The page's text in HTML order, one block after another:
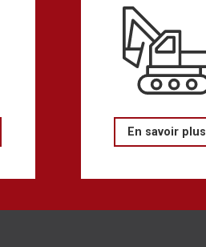
En savoir plus